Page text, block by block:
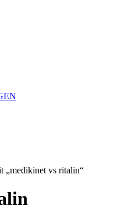
„medikinet vs ritalin“